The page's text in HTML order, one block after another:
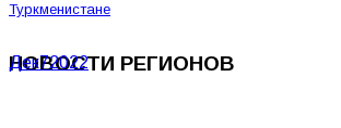
Туркменистане
НОВОСТИ РЕГИОНОВ
Дек72022